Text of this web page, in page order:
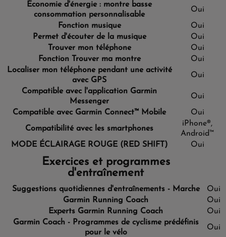
Économie d'énergie : montre basse
consommation personnalisable
Oui
Fonction musique
Oui
Permet d'écouter de la musique
Oui
Trouver mon téléphone
Oui
Fonction Trouver ma montre
Oui
Localiser mon téléphone pendant une activité
avec GPS
Oui
Compatible avec l'application Garmin
Messenger
Oui
Compatible avec Garmin Connect™ Mobile
Oui
Compatibilité avec les smartphones
iPhone®,
Android™
MODE ÉCLAIRAGE ROUGE (RED SHIFT)
Oui
Exercices et programmes
d'entraînement
Suggestions quotidiennes d'entraînements - Marche
Oui
Garmin Running Coach
Oui
Experts Garmin Running Coach
Oui
Garmin Coach - Programmes de cyclisme prédéfinis
pour le vélo
Oui